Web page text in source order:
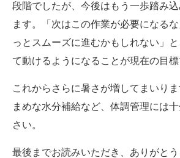
段階でしたが、今後はもう一歩踏み
ます。「次はこの作業が必要になる
っとスムーズに進むかもしれない」
て動けるようになることが現在の目標
これからさらに暑さが増してまいり
まめな水分補給など、体調管理には
さい。
最後までお読みいただき、ありがとう